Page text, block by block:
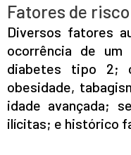
Fatores de risco
Diversos fatores
ocorrência de um
diabetes tipo 2;
obesidade,
idade avançada;
ilícitas; e histórico